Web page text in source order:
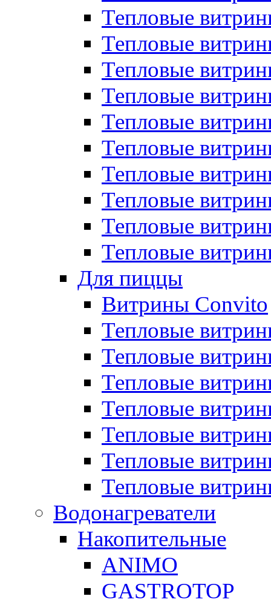
Тепловые
Тепловые
Тепловые
Тепловые
Тепловые
Тепловые
Тепловые
Тепловые
Тепловые
Тепловые
Для пиццы
Витрины Convito
Тепловые
Тепловые
Тепловые
Тепловые
Тепловые
Тепловые
Тепловые
Водонагреватели
Накопительные
ANIMO
GASTROTOP